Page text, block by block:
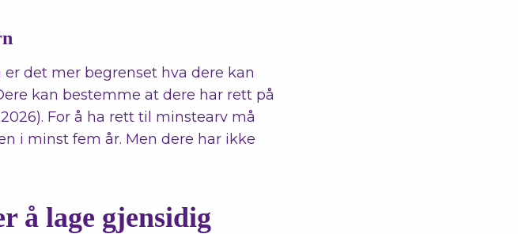
det mer begrenset hva dere kan
kan bestemme at dere har rett på
For å ha rett til minstearv må
i minst fem år. Men dere har ikke
å lage gjensidig